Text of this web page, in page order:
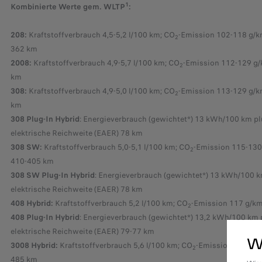
Kombinierte Werte gem. WLTP1 :
208: Kraftstoffverbrauch 4,5-5,2 l/100 km; CO2-Emission 102-118 g/
362 km
2008: Kraftstoffverbrauch 4,9-5,7 l/100 km; CO2-Emission 112-129 g/
km
308: Kraftstoffverbrauch 4,9-5,0 l/100 km; CO2-Emission 113-129 g/
km
308 Plug-In Hybrid: Energieverbrauch (gewichtet*) 13 kWh/100 km
elektrische Reichweite (EAER) 78 km
308 SW: Kraftstoffverbrauch 5,0-5,1 l/100 km; CO2-Emission 115-
410-405 km
308 SW Plug-In Hybrid: Energieverbrauch (gewichtet*) 13 kWh/100
elektrische Reichweite (EAER) 78 km
408 Hybrid: Kraftstoffverbrauch 5,2 l/100 km; CO2-Emission 117 g/
408 Plug-In Hybrid: Energieverbrauch (gewichtet*) 13,2 kWh/100 km
elektrische Reichweite (EAER) 79-77 km
3008 Hybrid: Kraftstoffverbrauch 5,6 l/100 km; CO2-Emission 126 g/
485 km